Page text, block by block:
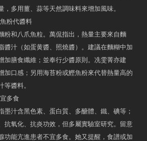
，多用薑、蒜等天然調味料來增加風味。
粉代醬料
粉和八爪魚粒。萬侃指出，熱量主要來自麵
醬汁（如蛋黄醬、照燒醬）。建議在麵糊中加
加膳食纖維；並奉行少醬原則。冼雯菁亦建
加口感；另用海苔粉或鰹魚粉來代替熱量高的
等醬料。
多食
墨汁含黑色素、蛋白質、多醣體、鐵、碘等；
抗氧化、抗炎功效，但多屬實驗室研究。留意
功能亢進患者不宜多食。她又提醒，食譜或加